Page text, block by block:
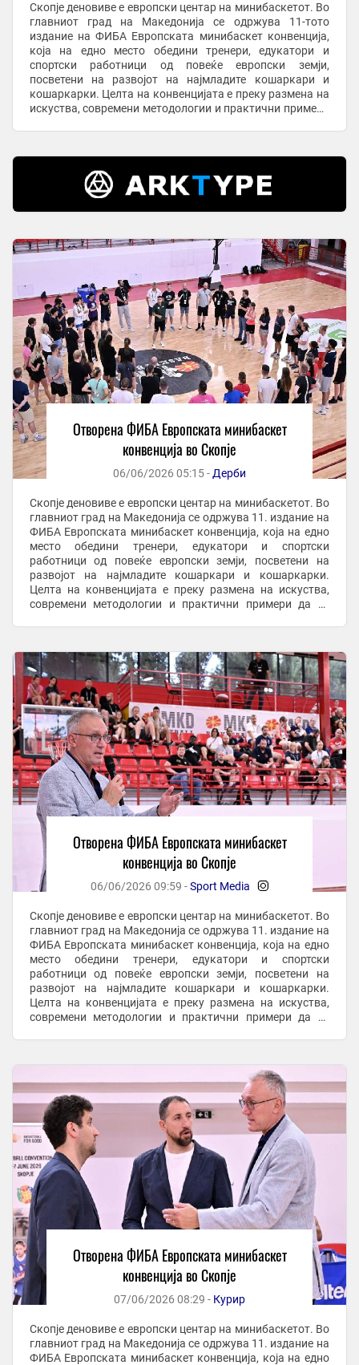
Скопје деновиве е европски центар на минибаскетот. Во
главниот град на Македонија се одржува 11-тото
издание на ФИБА Европската минибаскет конвенција,
која на едно место обедини тренери, едукатори и
спортски работници од повеќе европски земји,
посветени на развојот на најмладите кошаркари и
кошаркарки. Целта на конвенцијата е преку размена на
искуства, современи методологии и практични примери
Отворена ФИБА Европската минибаскет
конвенција во Скопје
06/06/2026 05:15 - Дерби
Скопје деновиве е европски центар на минибаскетот. Во
главниот град на Македонија се одржува 11. издание на
ФИБА Европската минибаскет конвенција, која на едно
место обедини тренери, едукатори и спортски
работници од повеќе европски земји, посветени на
развојот на најмладите кошаркари и кошаркарки.
Целта на конвенцијата е преку размена на искуства,
современи методологии и практични примери да се
Отворена ФИБА Европската минибаскет
конвенција во Скопје
06/06/2026 09:59 -Sport Media -
Скопје деновиве е европски центар на минибаскетот. Во
главниот град на Македонија се одржува 11. издание на
ФИБА Европската минибаскет конвенција, која на едно
место обедини тренери, едукатори и спортски
работници од повеќе европски земји, посветени на
развојот на најмладите кошаркари и кошаркарки.
Целта на конвенцијата е преку размена на искуства,
современи методологии и практични примери да се
Отворена ФИБА Европската минибаскет
конвенција во Скопје
07/06/2026 08:29 - Курир
Скопје деновиве е европски центар на минибаскетот. Во
главниот град на Македонија се одржува 11. издание на
ФИБА Европската минибаскет конвенција, која на едно